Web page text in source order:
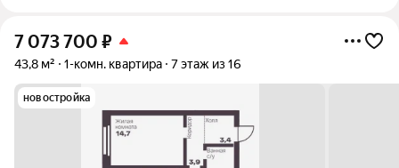
7 073 700 ₽
43,8 м² 1-комн. квартира 7 этаж из 16
новостройка